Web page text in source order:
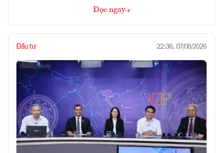
Đọc ngay
Đầu tư 22:36, 07/08/2026